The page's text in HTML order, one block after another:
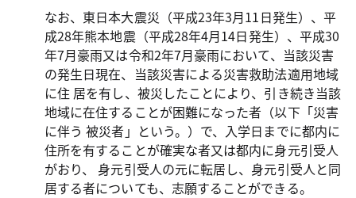
なお、東日本大震災（平成23年3月11日発生）、平
成28年熊本地震（平成28年4月14日発生）、平成30
年7月豪雨又は令和2年7月豪雨において、当該災害
の発生日現在、当該災害による災害救助法適用地域
に住 居を有し、被災したことにより、引き続き当該
地域に在住することが困難になった者（以下「災害
に伴う 被災者」という。）で、入学日までに都内に
住所を有することが確実な者又は都内に身元引受人
がおり、 身元引受人の元に転居し、身元引受人と同
居する者についても、志願することができる。